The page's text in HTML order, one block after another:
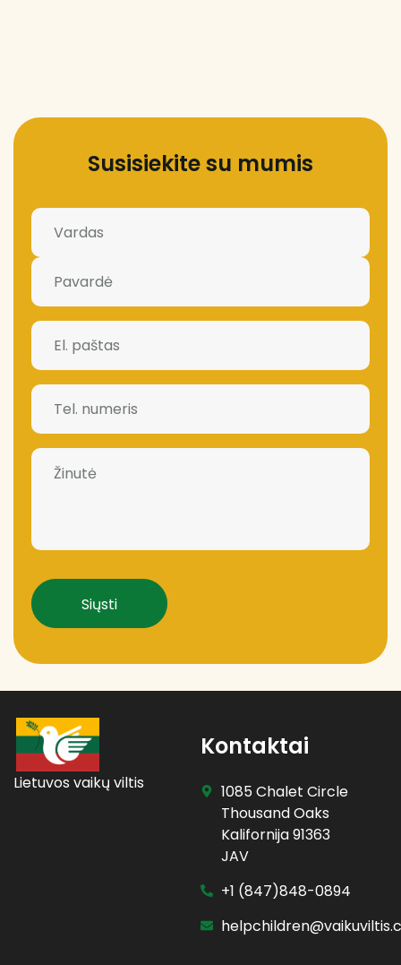
Susisiekite su mumis
Vardas
(Required)
El.
paštas
(Required)
Tel.
numeris
(Required)
Žinutė
CAPTCHA
Lietuvos vaikų viltis
Kontaktai
1085 Chalet Circle
Thousand Oaks
Kalifornija 91363
JAV
+1 (847)848-0894